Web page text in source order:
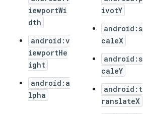
iewportWi
dth
android:v
iewportHe
ight
android:a
lpha
ivotY
android:s
caleX
android:s
caleY
android:t
ranslateX